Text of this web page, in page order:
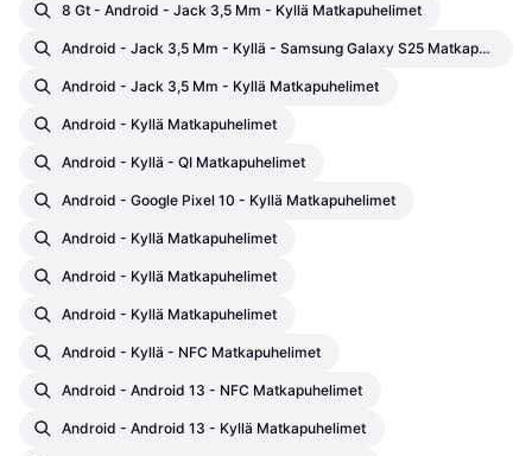
8 Gt - Android - Jack 3,5 Mm - Kyllä Matkapuhelimet
Android - Jack 3,5 Mm - Kyllä - Samsung Galaxy S25 Matkapuhelimet
Android - Jack 3,5 Mm - Kyllä Matkapuhelimet
Android - Kyllä Matkapuhelimet
Android - Kyllä - QI Matkapuhelimet
Android - Google Pixel 10 - Kyllä Matkapuhelimet
Android - Kyllä Matkapuhelimet
Android - Kyllä Matkapuhelimet
Android - Kyllä Matkapuhelimet
Android - Kyllä - NFC Matkapuhelimet
Android - Android 13 - NFC Matkapuhelimet
Android - Android 13 - Kyllä Matkapuhelimet